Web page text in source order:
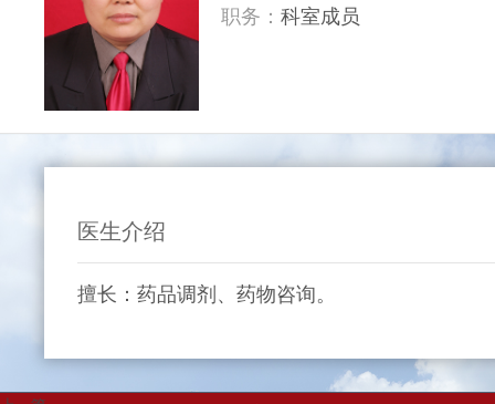
职务： 科室成员
医生介绍
擅长：药品调剂、药物咨询。